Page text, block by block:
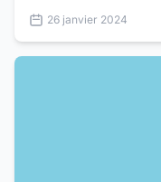
compétences
26 janvier 2024